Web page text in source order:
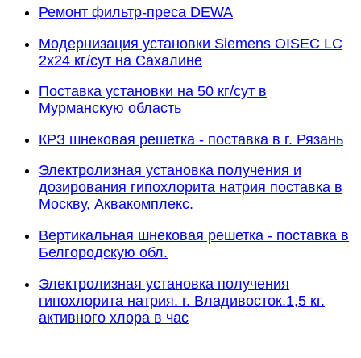
Ремонт фильтр-преса DEWA
Модернизация установки Siemens OISEC LC
2х24 кг/сут на Сахалине
Поставка установки на 50 кг/сут в
Мурманскую область
КРЗ шнековая решетка - поставка в г. Рязань
Электролизная установка получения и
дозирования гипохлорита натрия поставка в
Москву, Аквакомплекс.
Вертикальная шнековая решетка - поставка в
Белгородскую обл.
Электролизная установка получения
гипохлорита натрия. г. Владивосток.1,5 кг.
активного хлора в час